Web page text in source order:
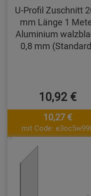
U-Profil Zuschnitt
mm Länge 1
Aluminium
0,8 mm
10,92 €
10,27 €
mit Code: